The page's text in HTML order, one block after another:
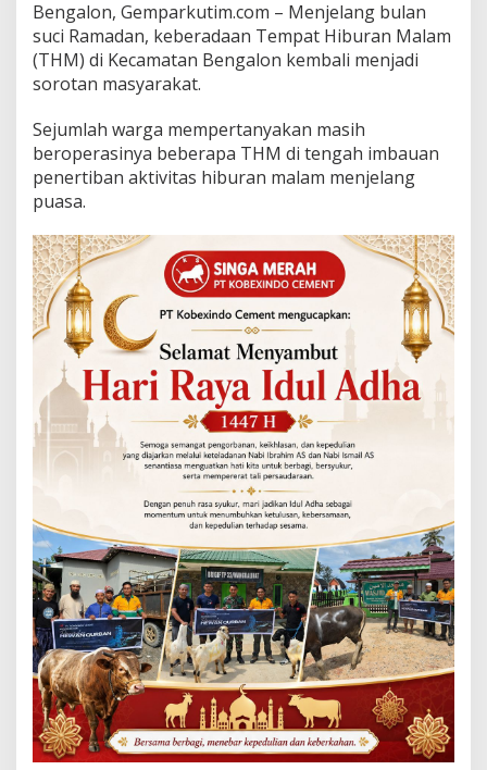
a
n
g
a
a
d
a
r
g
a
e
a
n
y
a
a
n
K
e
t
e
g
a
s
a
n
P
e
m
Bengalon, Gemparkutim.com – Menjelang bulan
suci Ramadan, keberadaan Tempat Hiburan Malam
(THM) di Kecamatan Bengalon kembali menjadi
sorotan masyarakat.
Sejumlah warga mempertanyakan masih
beroperasinya beberapa THM di tengah imbauan
penertiban aktivitas hiburan malam menjelang
puasa.